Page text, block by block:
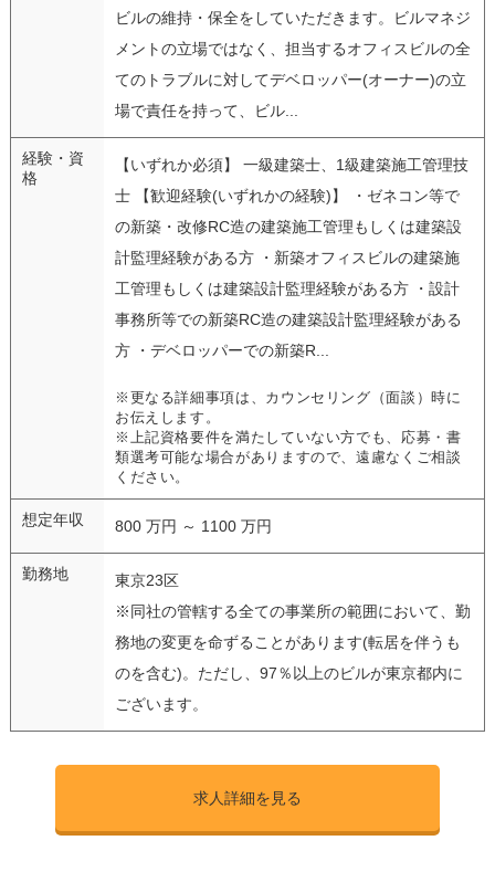
ビルの維持・保全をしていただきます。ビルマネジ
メントの立場ではなく、担当するオフィスビルの全
てのトラブルに対してデベロッパー(オーナー)の立
場で責任を持って、ビル...
経験・資
格
【いずれか必須】 一級建築士、1級建築施工管理技
士 【歓迎経験(いずれかの経験)】 ・ゼネコン等で
の新築・改修RC造の建築施工管理もしくは建築設
計監理経験がある方 ・新築オフィスビルの建築施
工管理もしくは建築設計監理経験がある方 ・設計
事務所等での新築RC造の建築設計監理経験がある
方 ・デベロッパーでの新築R...
※更なる詳細事項は、カウンセリング（面談）時に
お伝えします。
※上記資格要件を満たしていない方でも、応募・書
類選考可能な場合がありますので、遠慮なくご相談
ください。
想定年収 800 万円 ～ 1100 万円
勤務地
東京23区
※同社の管轄する全ての事業所の範囲において、勤
務地の変更を命ずることがあります(転居を伴うも
のを含む)。ただし、97％以上のビルが東京都内に
ございます。
求人詳細を見る